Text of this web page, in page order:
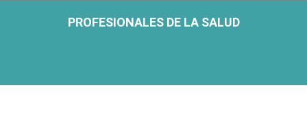
PROFESIONALES DE LA SALUD